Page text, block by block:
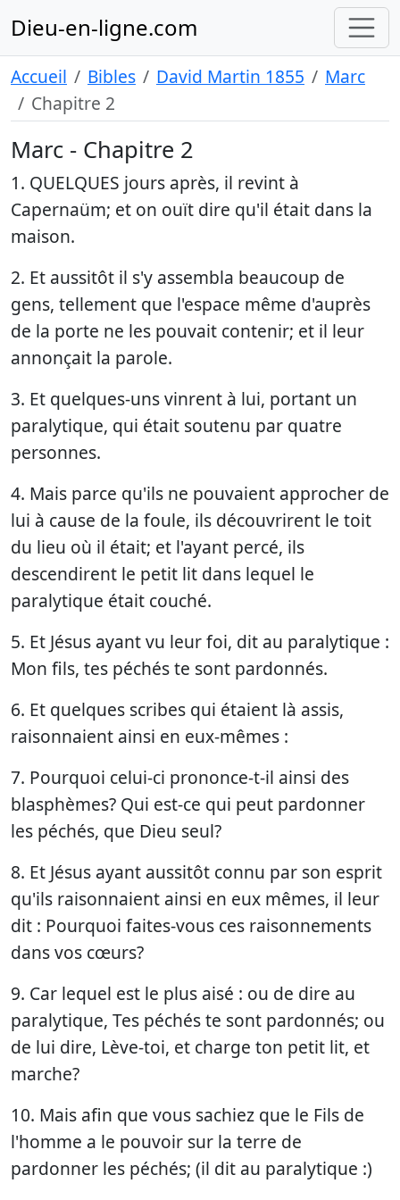
Dieu-en-ligne.com
Accueil Bibles David Martin 1855
Marc
Chapitre 2
Marc - Chapitre 2
1. QUELQUES jours après, il revint à
Capernaüm; et on ouït dire qu'il était dans la
maison.
2. Et aussitôt il s'y assembla beaucoup de
gens, tellement que l'espace même d'auprès
de la porte ne les pouvait contenir; et il leur
annonçait la parole.
3. Et quelques-uns vinrent à lui, portant un
paralytique, qui était soutenu par quatre
personnes.
4. Mais parce qu'ils ne pouvaient approcher de
lui à cause de la foule, ils découvrirent le toit
du lieu où il était; et l'ayant percé, ils
descendirent le petit lit dans lequel le
paralytique était couché.
5. Et Jésus ayant vu leur foi, dit au paralytique :
Mon fils, tes péchés te sont pardonnés.
6. Et quelques scribes qui étaient là assis,
raisonnaient ainsi en eux-mêmes :
7. Pourquoi celui-ci prononce-t-il ainsi des
blasphèmes? Qui est-ce qui peut pardonner
les péchés, que Dieu seul?
8. Et Jésus ayant aussitôt connu par son esprit
qu'ils raisonnaient ainsi en eux mêmes, il leur
dit : Pourquoi faites-vous ces raisonnements
dans vos cœurs?
9. Car lequel est le plus aisé : ou de dire au
paralytique, Tes péchés te sont pardonnés; ou
de lui dire, Lève-toi, et charge ton petit lit, et
marche?
10. Mais afin que vous sachiez que le Fils de
l'homme a le pouvoir sur la terre de
pardonner les péchés; (il dit au paralytique :)